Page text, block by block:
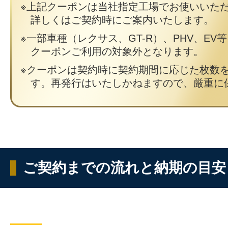
上記クーポンは当社指定工場でお使いいた
詳しくはご契約時にご案内いたします。
一部車種（レクサス、GT-R）、PHV、EV
クーポンご利用の対象外となります。
クーポンは契約時に契約期間に応じた枚数
す。再発行はいたしかねますので、厳重に
ご契約までの流れと納期の目安